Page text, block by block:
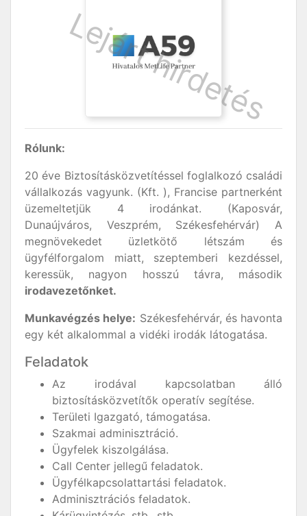
Rólunk:
20 éve Biztosításközvetítéssel foglalkozó családi
vállalkozás vagyunk. (Kft. ), Francise partnerként
üzemeltetjük 4 irodánkat. (Kaposvár,
Dunaújváros, Veszprém, Székesfehérvár) A
megnövekedet üzletkötő létszám és
ügyfélforgalom miatt, szeptemberi kezdéssel,
keressük, nagyon hosszú távra, második
irodavezetőnket.
Munkavégzés helye: Székesfehérvár, és havonta
egy két alkalommal a vidéki irodák látogatása.
Feladatok
Az irodával kapcsolatban álló
biztosításközvetítők operatív segítése.
Területi Igazgató, támogatása.
Szakmai adminisztráció.
Ügyfelek kiszolgálása.
Call Center jellegű feladatok.
Ügyfélkapcsolattartási feladatok.
Adminisztrációs feladatok.